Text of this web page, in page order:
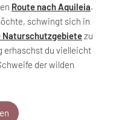
Route nach Aquileia.
schwingt sich in
Naturschutzgebietezu
erhaschst du vielleicht
der wilden